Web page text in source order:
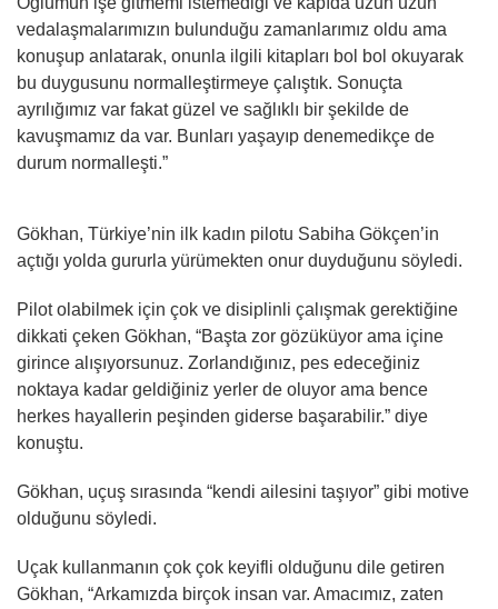
vedalaşmalarımızın bulunduğu zamanlarımız oldu ama
konuşup anlatarak, onunla ilgili kitapları bol bol okuyarak
bu duygusunu normalleştirmeye çalıştık. Sonuçta
ayrılığımız var fakat güzel ve sağlıklı bir şekilde de
kavuşmamız da var. Bunları yaşayıp denemedikçe de
durum normalleşti.”
Gökhan, Türkiye’nin ilk kadın pilotu Sabiha Gökçen’in
açtığı yolda gururla yürümekten onur duyduğunu söyledi.
Pilot olabilmek için çok ve disiplinli çalışmak gerektiğine
dikkati çeken Gökhan, “Başta zor gözüküyor ama içine
girince alışıyorsunuz. Zorlandığınız, pes edeceğiniz
noktaya kadar geldiğiniz yerler de oluyor ama bence
herkes hayallerin peşinden giderse başarabilir.” diye
konuştu.
Gökhan, uçuş sırasında “kendi ailesini taşıyor” gibi motive
olduğunu söyledi.
Uçak kullanmanın çok çok keyifli olduğunu dile getiren
Gökhan, “Arkamızda birçok insan var. Amacımız, zaten